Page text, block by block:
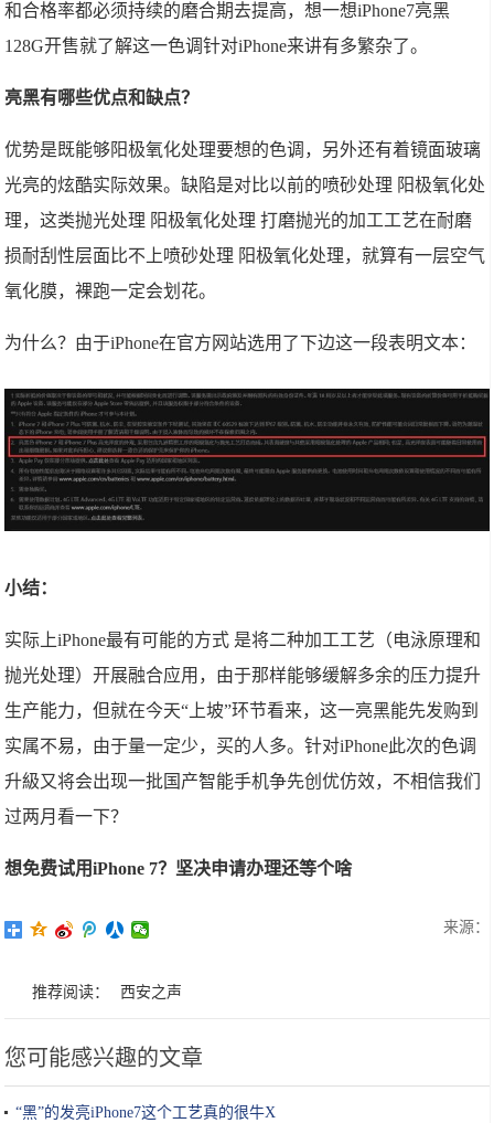
和合格率都必须持续的磨合期去提高，想一想iPhone7亮黑
128G开售就了解这一色调针对iPhone来讲有多繁杂了。
亮黑有哪些优点和缺点？
优势是既能够阳极氧化处理要想的色调，另外还有着镜面玻璃
光亮的炫酷实际效果。缺陷是对比以前的喷砂处理 阳极氧化处
理，这类抛光处理 阳极氧化处理 打磨抛光的加工工艺在耐磨
损耐刮性层面比不上喷砂处理 阳极氧化处理，就算有一层空气
氧化膜，裸跑一定会划花。
为什么？由于iPhone在官方网站选用了下边这一段表明文本：
小结：
实际上iPhone最有可能的方式 是将二种加工工艺（电泳原理和
抛光处理）开展融合应用，由于那样能够缓解多余的压力提升
生产能力，但就在今天“上坡”环节看来，这一亮黑能先发购到
实属不易，由于量一定少，买的人多。针对iPhone此次的色调
升級又将会出现一批国产智能手机争先创优仿效，不相信我们
过两月看一下？
想免费试用iPhone 7？坚决申请办理还等个啥
来源：
推荐阅读： 西安之声
您可能感兴趣的文章
“黑”的发亮iPhone7这个工艺真的很牛X